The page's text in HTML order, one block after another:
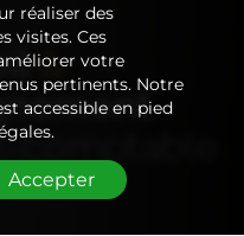
&
comptable
réaliser des
visites. Ces
votre
pertinents. Notre
accessible en pied
Accepter